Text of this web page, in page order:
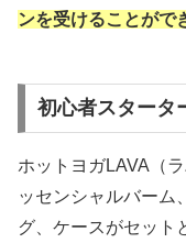
ンを受けることがで
初心者スタータ
ホットヨガLAVA（
ッセンシャルバーム
グ、ケースがセット